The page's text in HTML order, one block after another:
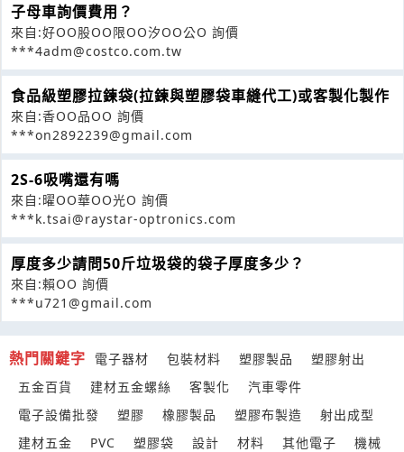
子母車詢價費用？
來自:好OO股OO限OO汐OO公O 詢價
***4adm@costco.com.tw
食品級塑膠拉鍊袋(拉鍊與塑膠袋車縫代工)或客製化製作
來自:香OO品OO 詢價
***on2892239@gmail.com
2S-6吸嘴還有嗎
來自:曜OO華OO光O 詢價
***k.tsai@raystar-optronics.com
厚度多少請問50斤垃圾袋的袋子厚度多少？
來自:賴OO 詢價
***u721@gmail.com
熱門關鍵字 電子器材 包裝材料 塑膠製品
塑膠射出
五金百貨
建材五金螺絲 客製化
汽車零件
電子設備批發
塑膠 橡膠製品 塑膠布製造
射出成型
建材五金
PVC 塑膠袋 設計 材料 其他電子
機械